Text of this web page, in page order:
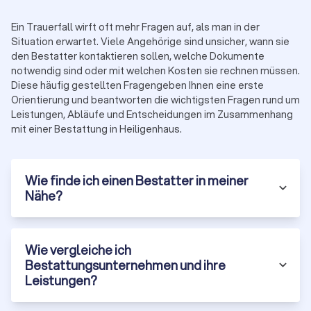
Bestattung und dem gewünschten Leistungsumfang ab.
Grundsätzlich gilt:
Einfache Urnenbestattung
ab ca.
3.000 €
Klassische Erdbestattung mit
Trauerfeier
ab ca.
4.000 €
Überführung und Versorgung des Verstorbenen
Friedhofsgebühren
Trauerfeier (Dekoration, Musik, Redner)
Trauerdruck und Anzeigen
Ein Trauerfall wirft oft mehr Fragen auf, als man in der
Situation erwartet. Viele Angehörige sind unsicher, wann sie
den Bestatter kontaktieren sollen, welche Dokumente
notwendig sind oder mit welchen Kosten sie rechnen müssen.
Diese häufig gestellten Fragengeben Ihnen eine erste
Orientierung und beantworten die wichtigsten Fragen rund um
Leistungen, Abläufe und Entscheidungen im Zusammenhang
mit einer Bestattung in Heiligenhaus.
Wie finde ich einen Bestatter in meiner
Nähe?
Wie vergleiche ich
Bestattungsunternehmen und ihre
Leistungen?